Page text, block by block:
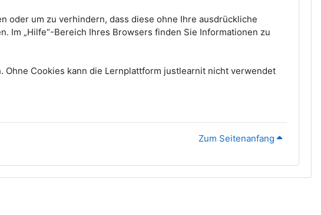
oder um zu verhindern, dass diese ohne Ihre ausdrückliche
Im „Hilfe“-Bereich Ihres Browsers finden Sie Informationen zu
Cookies kann die Lernplattform justlearnit nicht verwendet
Zum Seitenanfang